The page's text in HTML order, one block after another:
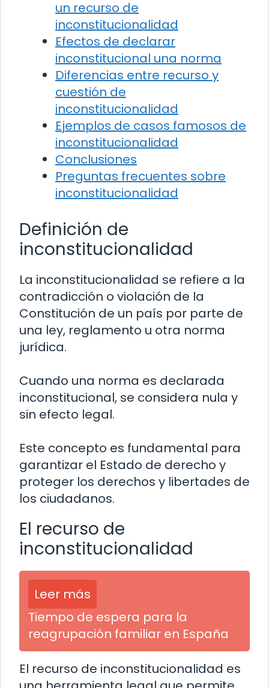
un recurso de
inconstitucionalidad
Efectos de declarar
inconstitucional una norma
Diferencias entre recurso y
cuestión de
inconstitucionalidad
Ejemplos de casos famosos de
inconstitucionalidad
Conclusiones
Preguntas frecuentes sobre
inconstitucionalidad
Definición de
inconstitucionalidad
La inconstitucionalidad se refiere a la
contradicción o violación de la
Constitución de un país por parte de
una ley, reglamento u otra norma
jurídica.
Cuando una norma es declarada
inconstitucional, se considera nula y
sin efecto legal.
Este concepto es fundamental para
garantizar el Estado de derecho y
proteger los derechos y libertades de
los ciudadanos.
El recurso de
inconstitucionalidad
Leer más
Tiempo de espera para la
reagrupación familiar en España
El recurso de inconstitucionalidad es